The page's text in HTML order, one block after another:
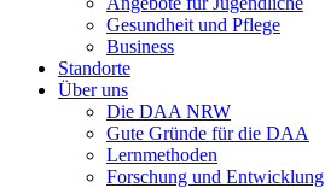
Gesundheit und Pflege
Business
Standorte
Über uns
Die DAA NRW
Gute Gründe für die DAA
Lernmethoden
Forschung und Entwicklung